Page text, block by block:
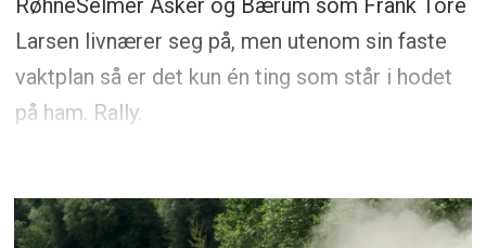
RøhneSelmer Asker og Bærum som Frank Tore
Larsen livnærer seg på, men utenom sin faste
vaktplan så er det kun én ting som står i hodet
på ham. Rally.